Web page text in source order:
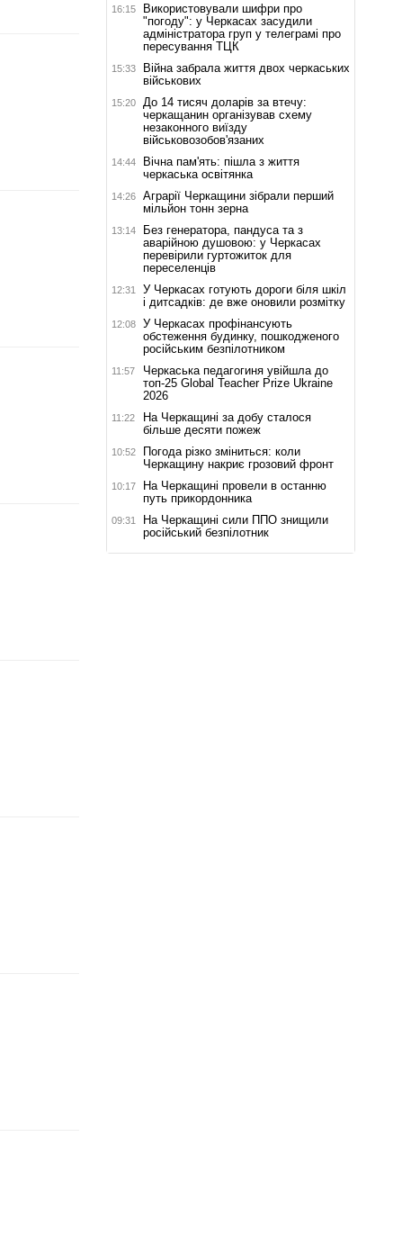
16:15
Використовували шифри про
"погоду": у Черкасах засудили
адміністратора груп у телеграмі про
пересування ТЦК
15:33
Війна забрала життя двох черкаських
військових
15:20
До 14 тисяч доларів за втечу:
черкащанин організував схему
незаконного виїзду
військовозобов'язаних
14:44
Вічна пам'ять: пішла з життя
черкаська освітянка
14:26
Аграрії Черкащини зібрали перший
мільйон тонн зерна
13:14
Без генератора, пандуса та з
аварійною душовою: у Черкасах
перевірили гуртожиток для
переселенців
12:31
У Черкасах готують дороги біля шкіл
і дитсадків: де вже оновили розмітку
12:08
У Черкасах профінансують
обстеження будинку, пошкодженого
російським безпілотником
11:57
Черкаська педагогиня увійшла до
топ-25 Global Teacher Prize Ukraine
2026
11:22
На Черкащині за добу сталося
більше десяти пожеж
10:52
Погода різко зміниться: коли
Черкащину накриє грозовий фронт
10:17
На Черкащині провели в останню
путь прикордонника
09:31
На Черкащині сили ППО знищили
російський безпілотник